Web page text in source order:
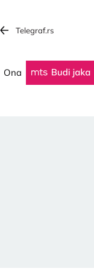
Telegraf.rs
Ona Budi jaka